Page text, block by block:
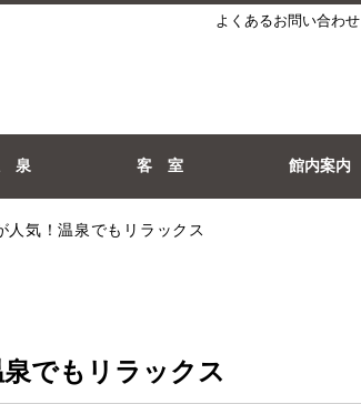
よくあるお問い合わせ
泉 客 室 館内案内
人気！温泉でもリラックス
でもリラックス